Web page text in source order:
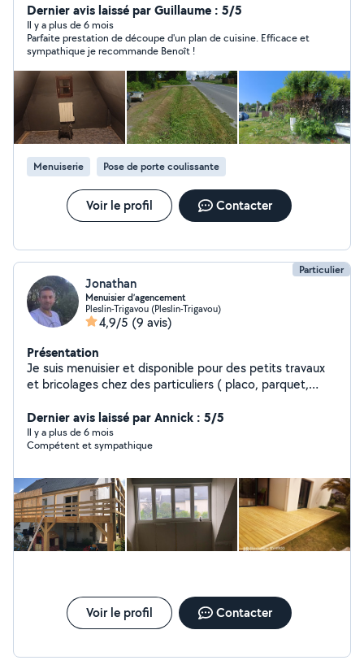
Dernier avis laissé par Guillaume : 5/5
Il y a plus de 6 mois
Parfaite prestation de découpe d'un plan de cuisine. Efficace et
sympathique je recommande Benoît !
Menuiserie Pose de porte coulissante
Voir le profil Contacter
Particulier
Jonathan
Menuisier d’agencement
Pleslin-Trigavou (Pleslin-Trigavou)
4,9/5 (9 avis)
Présentation
Je suis menuisier et disponible pour des petits travaux
et bricolages chez des particuliers ( placo, parquet,
Dernier avis laissé par Annick : 5/5
Il y a plus de 6 mois
Compétent et sympathique
Voir le profil Contacter